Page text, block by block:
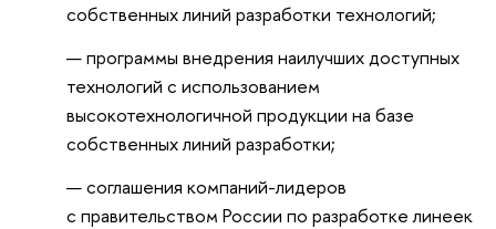
собственных линий разработки технологий;
программы внедрения наилучших доступных
технологий с использованием
высокотехнологичной продукции на базе
собственных линий разработки;
соглашения компаний-лидеров
с правительством России по разработке линеек